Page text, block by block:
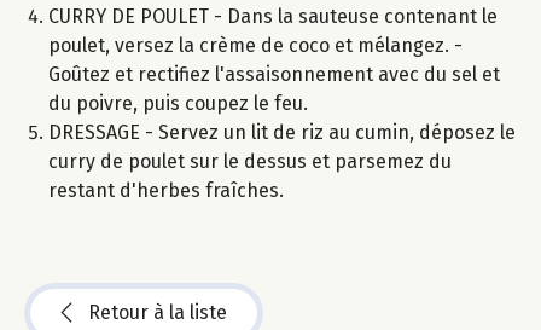
CURRY DE POULET - Dans la sauteuse contenant le
poulet, versez la crème de coco et mélangez. -
Goûtez et rectifiez l'assaisonnement avec du sel et
du poivre, puis coupez le feu.
DRESSAGE - Servez un lit de riz au cumin, déposez le
curry de poulet sur le dessus et parsemez du
restant d'herbes fraîches.
Retour à la liste